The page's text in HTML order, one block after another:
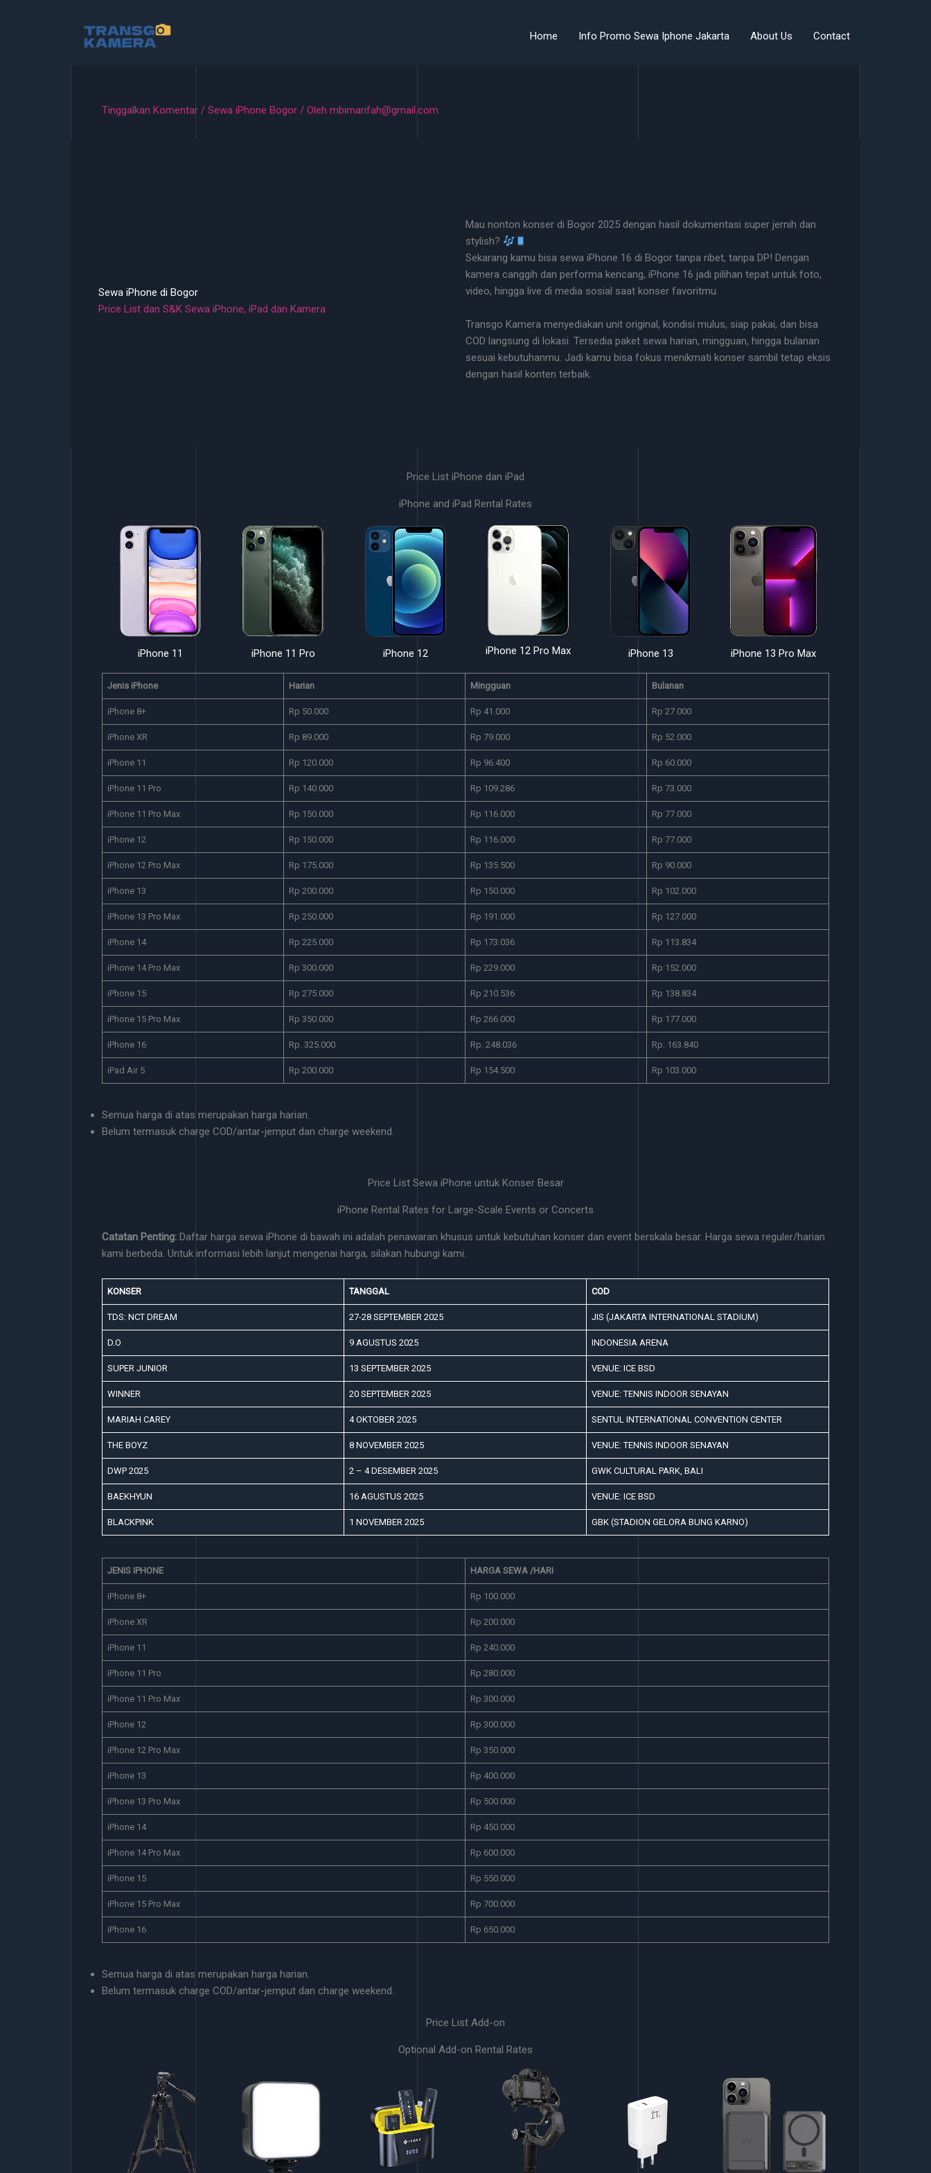
Home Info Promo Sewa Iphone Jakarta About Us Contact
Tinggalkan Komentar / Sewa iPhone Bogor / Oleh mbimarifah@gmail.com
Sewa iPhone di Bogor
Price List dan S&K Sewa iPhone, iPad dan Kamera
Mau nonton konser di Bogor 2025 dengan hasil dokumentasi super jernih dan
stylish?
Sekarang kamu bisa sewa iPhone 16 di Bogor tanpa ribet, tanpa DP! Dengan
kamera canggih dan performa kencang, iPhone 16 jadi pilihan tepat untuk foto,
video, hingga live di media sosial saat konser favoritmu.
Transgo Kamera menyediakan unit original, kondisi mulus, siap pakai, dan bisa
COD langsung di lokasi. Tersedia paket sewa harian, mingguan, hingga bulanan
sesuai kebutuhanmu. Jadi kamu bisa fokus menikmati konser sambil tetap eksis
dengan hasil konten terbaik.
Price List iPhone dan iPad
iPhone and iPad Rental Rates
iPhone 11 iPhone 11 Pro iPhone 12 iPhone 12 Pro Max iPhone 13 iPhone 13 Pro Max
Jenis iPhone Harian Mingguan Bulanan
iPhone 8+ Rp 50.000 Rp 41.000 Rp 27.000
iPhone XR Rp 89.000 Rp 79.000 Rp 52.000
iPhone 11 Rp 120.000 Rp 96.400 Rp 60.000
iPhone 11 Pro Rp 140.000 Rp 109.286 Rp 73.000
iPhone 11 Pro Max Rp 150.000 Rp 116.000 Rp 77.000
iPhone 12 Rp 150.000 Rp 116.000 Rp 77.000
iPhone 12 Pro Max Rp 175.000 Rp 135.500 Rp 90.000
iPhone 13 Rp 200.000 Rp 150.000 Rp 102.000
iPhone 13 Pro Max Rp 250.000 Rp 191.000 Rp 127.000
iPhone 14 Rp 225.000 Rp 173.036 Rp 113.834
iPhone 14 Pro Max Rp 300.000 Rp 229.000 Rp 152.000
iPhone 15 Rp 275.000 Rp 210.536 Rp 138.834
iPhone 15 Pro Max Rp 350.000 Rp 266.000 Rp 177.000
iPhone 16 Rp. 325.000 Rp. 248.036 Rp. 163.840
iPad Air 5 Rp 200.000 Rp 154.500 Rp 103.000
Semua harga di atas merupakan harga harian.
Belum termasuk charge COD/antar-jemput dan charge weekend.
Price List Sewa iPhone untuk Konser Besar
iPhone Rental Rates for Large-Scale Events or Concerts
Catatan Penting: Daftar harga sewa iPhone di bawah ini adalah penawaran khusus untuk kebutuhan konser dan event berskala besar. Harga sewa reguler/harian
kami berbeda. Untuk informasi lebih lanjut mengenai harga, silakan hubungi kami.
KONSER TANGGAL COD
TDS: NCT DREAM 27-28 SEPTEMBER 2025 JIS (JAKARTA INTERNATIONAL STADIUM)
D.O 9 AGUSTUS 2025 INDONESIA ARENA
SUPER JUNIOR 13 SEPTEMBER 2025 VENUE: ICE BSD
WINNER 20 SEPTEMBER 2025 VENUE: TENNIS INDOOR SENAYAN
MARIAH CAREY 4 OKTOBER 2025 SENTUL INTERNATIONAL CONVENTION CENTER
THE BOYZ 8 NOVEMBER 2025 VENUE: TENNIS INDOOR SENAYAN
DWP 2025 2 – 4 DESEMBER 2025 GWK CULTURAL PARK, BALI
BAEKHYUN 16 AGUSTUS 2025 VENUE: ICE BSD
BLACKPINK 1 NOVEMBER 2025 GBK (STADION GELORA BUNG KARNO)
JENIS IPHONE HARGA SEWA /HARI
iPhone 8+ Rp 100.000
iPhone XR Rp 200.000
iPhone 11 Rp 240.000
iPhone 11 Pro Rp 280.000
iPhone 11 Pro Max Rp 300.000
iPhone 12 Rp 300.000
iPhone 12 Pro Max Rp 350.000
iPhone 13 Rp 400.000
iPhone 13 Pro Max Rp 500.000
iPhone 14 Rp 450.000
iPhone 14 Pro Max Rp 600.000
iPhone 15 Rp 550.000
iPhone 15 Pro Max Rp 700.000
iPhone 16 Rp 650.000
Semua harga di atas merupakan harga harian.
Belum termasuk charge COD/antar-jemput dan charge weekend.
Price List Add-on
Optional Add-on Rental Rates
Tripod Clip On Gimbal Kepala Charger IT 30W Powerbank